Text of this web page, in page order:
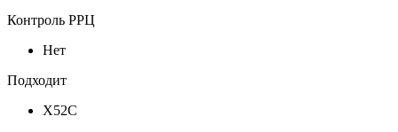
Контроль РРЦ
Нет
Подходит
X52C